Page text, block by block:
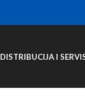
DISTRIBUCIJA I